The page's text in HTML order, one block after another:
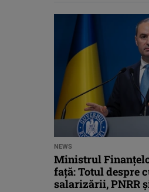
NEWS
Ministrul
față: Totul despre
salarizării, PNRR